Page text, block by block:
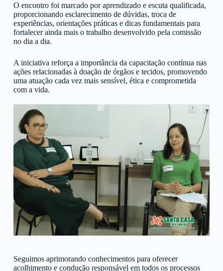
O encontro foi marcado por aprendizado e escuta qualificada,
proporcionando esclarecimento de dúvidas, troca de
experiências, orientações práticas e dicas fundamentais para
fortalecer ainda mais o trabalho desenvolvido pela comissão
no dia a dia.
A iniciativa reforça a importância da capacitação contínua nas
ações relacionadas à doação de órgãos e tecidos, promovendo
uma atuação cada vez mais sensível, ética e comprometida
com a vida.
Seguimos aprimorando conhecimentos para oferecer
acolhimento e condução responsável em todos os processos